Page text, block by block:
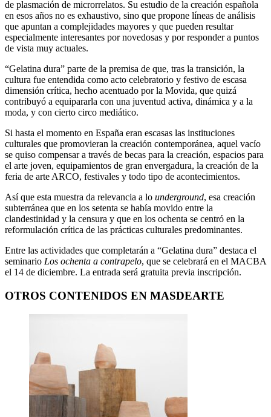
de plasmación de microrrelatos. Su estudio de la creación española
en esos años no es exhaustivo, sino que propone líneas de análisis
que apuntan a complejidades mayores y que pueden resultar
especialmente interesantes por novedosas y por responder a puntos
de vista muy actuales.
“Gelatina dura” parte de la premisa de que, tras la transición, la
cultura fue entendida como acto celebratorio y festivo de escasa
dimensión crítica, hecho acentuado por la Movida, que quizá
contribuyó a equipararla con una juventud activa, dinámica y a la
moda, y con cierto circo mediático.
Si hasta el momento en España eran escasas las instituciones
culturales que promovieran la creación contemporánea, aquel vacío
se quiso compensar a través de becas para la creación, espacios para
el arte joven, equipamientos de gran envergadura, la creación de la
feria de arte ARCO, festivales y todo tipo de acontecimientos.
Así que esta muestra da relevancia a lo underground, esa creación
subterránea que en los setenta se había movido entre la
clandestinidad y la censura y que en los ochenta se centró en la
reformulación crítica de las prácticas culturales predominantes.
Entre las actividades que completarán a “Gelatina dura” destaca el
seminario Los ochenta a contrapelo, que se celebrará en el MACBA
el 14 de diciembre. La entrada será gratuita previa inscripción.
OTROS CONTENIDOS EN MASDEARTE